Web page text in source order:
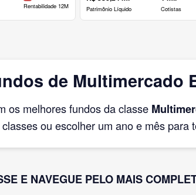
Rentabilidade 12M Patrimônio Líquido Cotistas
de Multimercado
os melhores fundos da classe
ou escolher um ano e mês para
E NAVEGUE PELO MAIS